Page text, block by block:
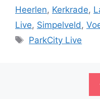
Heerlen, Kerkrade,
Live, Simpelveld ,
Tags
ParkCity Live